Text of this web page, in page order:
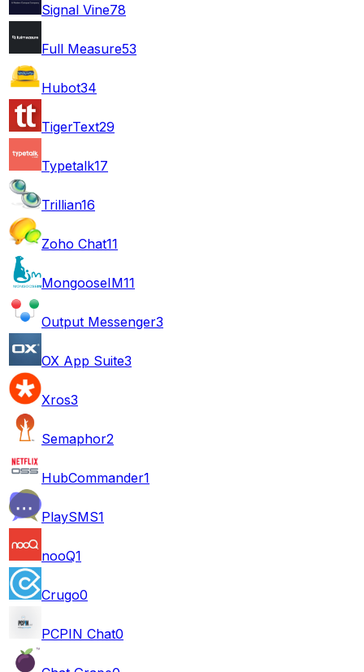
Signal Vine78
Full Measure53
Hubot34
TigerText29
Typetalk17
Trillian16
Zoho Chat11
MongooseIM11
Output Messenger3
OX App Suite3
Xros3
Semaphor2
HubCommander1
PlaySMS1
nooQ1
Crugo0
PCPIN Chat0